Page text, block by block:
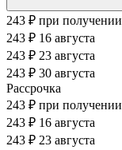
243 ₽ при получении
243 ₽ 16 августа
243 ₽ 23 августа
243 ₽ 30 августа
Рассрочка
243 ₽ при получении
243 ₽ 16 августа
243 ₽ 23 августа